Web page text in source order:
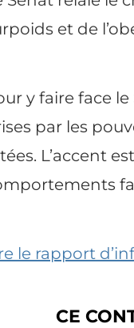
et de
y faire face
par les
L’accent
le rapport
CE